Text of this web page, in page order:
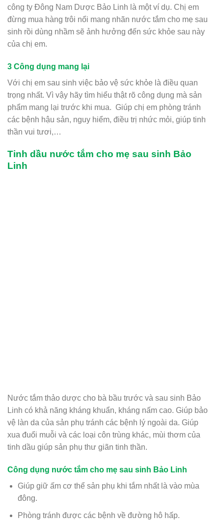
công ty Đông Nam Dược Bảo Linh là một ví dụ. Chị em
đừng mua hàng trôi nổi mang nhãn nước tắm cho mẹ sau
sinh rồi dùng nhầm sẽ ảnh hưởng đến sức khỏe sau này
của chị em.
3 Công dụng mang lại
Với chị em sau sinh việc bảo vệ sức khỏe là điều quan
trọng nhất. Vì vậy hãy tìm hiểu thật rõ công dụng mà sản
phẩm mang lại trước khi mua. Giúp chị em phòng tránh
các bệnh hậu sản, nguy hiểm, điều trị nhức mỏi, giúp tinh
thần vui tươi,…
Tinh dầu nước tắm cho mẹ sau sinh Bảo
Linh
Nước tắm thảo dược cho bà bầu trước và sau sinh Bảo
Linh có khả năng kháng khuẩn, kháng nấm cao. Giúp bảo
vệ làn da của sản phụ tránh các bệnh lý ngoài da. Giúp
xua đuổi muỗi và các loại côn trùng khác, mùi thơm của
tinh dầu giúp sản phụ thư giãn tinh thần.
Công dụng nước tắm cho mẹ sau sinh Bảo Linh
Giúp giữ ấm cơ thể sản phụ khi tắm nhất là vào mùa
đông.
Phòng tránh được các bệnh về đường hô hấp.